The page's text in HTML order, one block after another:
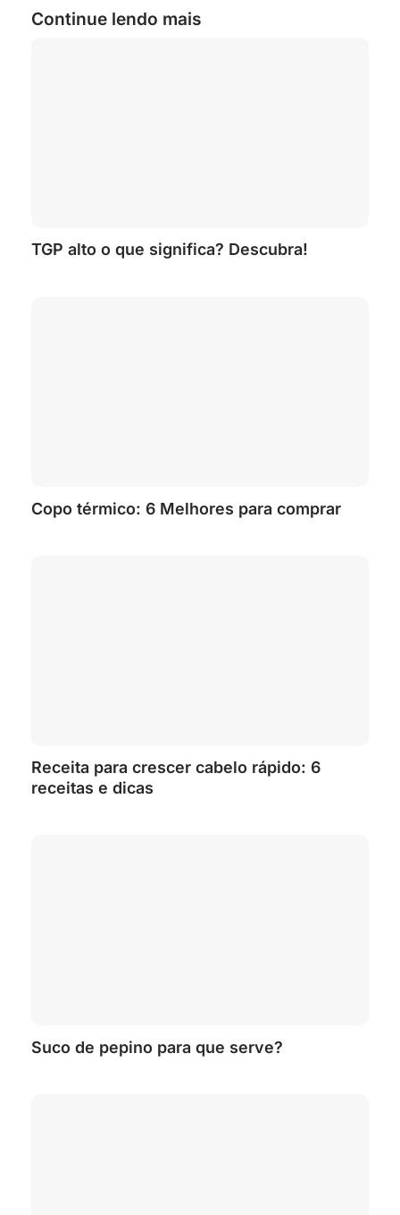
Continue lendo mais
TGP alto o que significa? Descubra!
Copo térmico: 6 Melhores para comprar
Receita para crescer cabelo rápido: 6
receitas e dicas
Suco de pepino para que serve?